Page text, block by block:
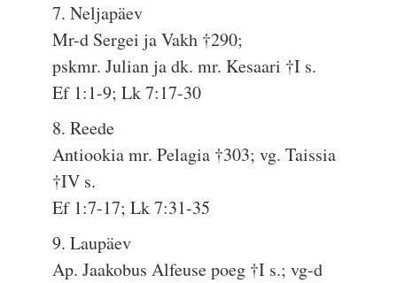
7. Neljapäev
Mr-d Sergei ja Vakh †290;
pskmr. Julian ja dk. mr. Kesaari †I s.
Ef 1:1-9; Lk 7:17-30
8. Reede
Antiookia mr. Pelagia †303; vg. Taissia
†IV s.
Ef 1:7-17; Lk 7:31-35
9. Laupäev
Ap. Jaakobus Alfeuse poeg †I s.; vg-d